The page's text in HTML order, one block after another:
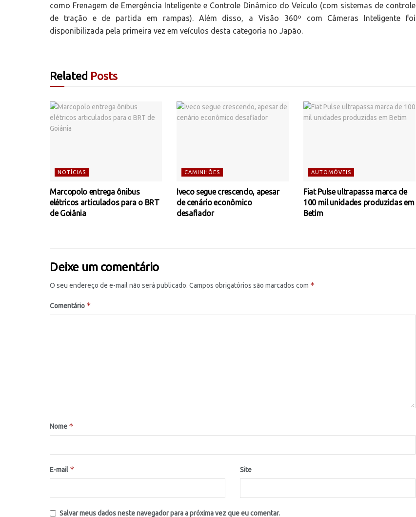
como Frenagem de Emergência Inteligente e Controle Dinâmico do Veículo (com sistemas de controle
de tração e de partida em rampas). Além disso, a Visão 360º com Câmeras Inteligente foi
disponibilizada pela primeira vez em veículos desta categoria no Japão.
Related Posts
NOTÍCIAS
Marcopolo entrega ônibus
elétricos articulados para o BRT
de Goiânia
CAMINHÕES
Iveco segue crescendo, apesar
de cenário econômico
desafiador
AUTOMÓVEIS
Fiat Pulse ultrapassa marca de
100 mil unidades produzidas em
Betim
Deixe um comentário
O seu endereço de e-mail não será publicado. Campos obrigatórios são marcados com *
Comentário *
Nome *
E-mail * Site
Salvar meus dados neste navegador para a próxima vez que eu comentar.